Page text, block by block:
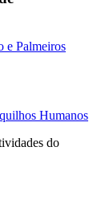
e Palmeiros
do